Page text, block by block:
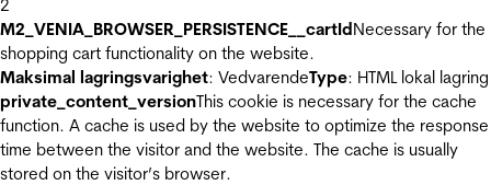
2
M2_VENIA_BROWSER_PERSISTENCE__cartIdNecessary for the
shopping cart functionality on the website.
Maksimal lagringsvarighet: VedvarendeType: HTML lokal lagring
private_content_versionThis cookie is necessary for the cache
function. A cache is used by the website to optimize the response
time between the visitor and the website. The cache is usually
stored on the visitor’s browser.